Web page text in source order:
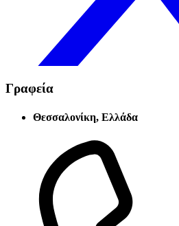
Γραφεία
Θεσσαλονίκη, Ελλάδα